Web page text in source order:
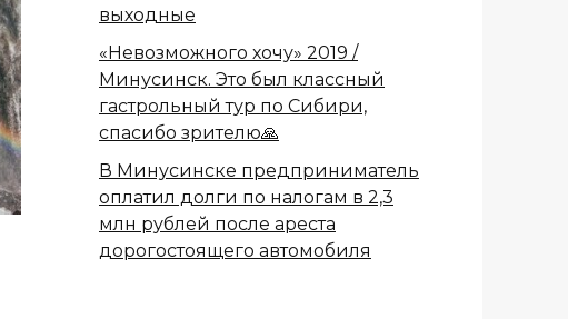
выходные
«Невозможного хочу» 2019 /
Минусинск. Это был классный
гастрольный тур по Сибири,
спасибо зрителю🙏
В Минусинске предприниматель
оплатил долги по налогам в 2,3
млн рублей после ареста
дорогостоящего автомобиля